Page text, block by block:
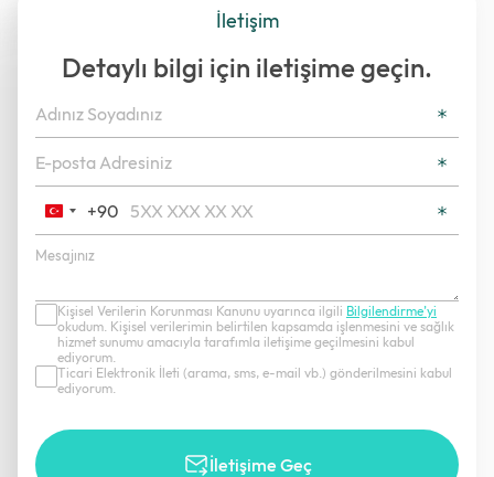
İletişim
Detaylı bilgi için iletişime geçin.
Turkey
+90
+90
Kişisel Verilerin Korunması Kanunu uyarınca ilgili Bilgilendirme’yi
okudum. Kişisel verilerimin belirtilen kapsamda işlenmesini ve sağlık
hizmet sunumu amacıyla tarafımla iletişime geçilmesini kabul
ediyorum.
Ticari Elektronik İleti (arama, sms, e-mail vb.) gönderilmesini kabul
ediyorum.
İletişime Geç